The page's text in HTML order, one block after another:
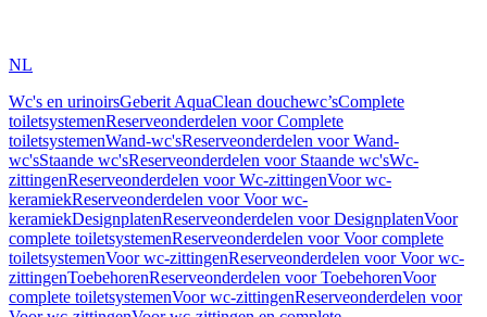
NL
Wc's en urinoirsGeberit AquaClean douchewc’sComplete
toiletsystemenReserveonderdelen voor Complete
toiletsystemenWand-wc'sReserveonderdelen voor Wand-
wc'sStaande wc'sReserveonderdelen voor Staande wc'sWc-
zittingenReserveonderdelen voor Wc-zittingenVoor wc-
keramiekReserveonderdelen voor Voor wc-
keramiekDesignplatenReserveonderdelen voor DesignplatenVoor
complete toiletsystemenReserveonderdelen voor Voor complete
toiletsystemenVoor wc-zittingenReserveonderdelen voor Voor wc-
zittingenToebehorenReserveonderdelen voor ToebehorenVoor
complete toiletsystemenVoor wc-zittingenReserveonderdelen voor